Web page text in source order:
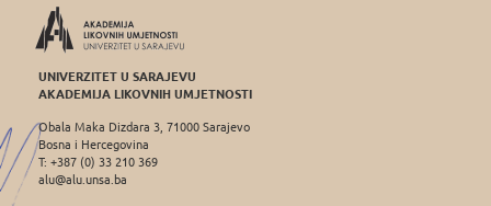
UNIVERZITET U SARAJEVU
AKADEMIJA LIKOVNIH UMJETNOSTI
Obala Maka Dizdara 3, 71000 Sarajevo
Bosna i Hercegovina
T: +387 (0) 33 210 369
alu@alu.unsa.ba